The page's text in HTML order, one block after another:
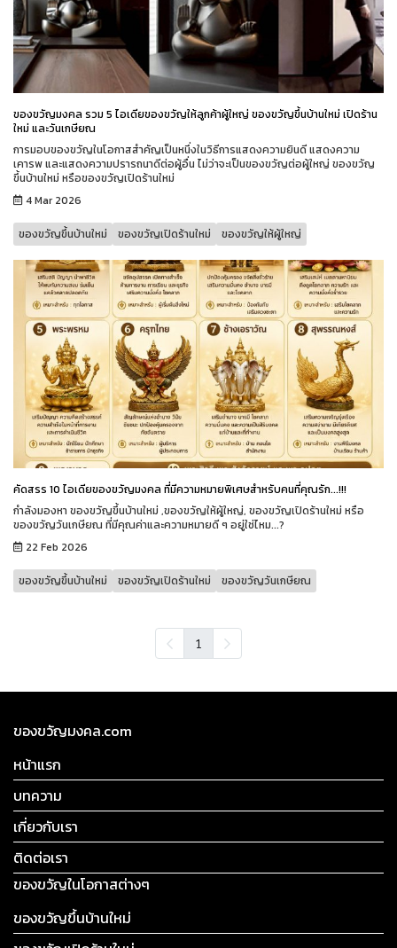
ของขวัญมงคล รวม 5 ไอเดียของขวัญให้ลูกค้าผู้ใหญ่ ของขวัญขึ้นบ้านใหม่ เปิดร้าน
ใหม่ และวันเกษียณ
การมอบของขวัญในโอกาสสำคัญเป็นหนึ่งในวิธีการแสดงความยินดี แสดงความ
เคารพ และแสดงความปรารถนาดีต่อผู้อื่น ไม่ว่าจะเป็นของขวัญต่อผู้ใหญ่ ของขวัญ
ขึ้นบ้านใหม่ หรือของขวัญเปิดร้านใหม่
4 Mar 2026
ของขวัญขึ้นบ้านใหม่ ของขวัญเปิดร้านใหม่ ของขวัญให้ผู้ใหญ่
คัดสรร 10 ไอเดียของขวัญมงคล ที่มีความหมายพิเศษสำหรับคนที่คุณรัก...!!!
กำลังมองหา ของขวัญขึ้นบ้านใหม่ ,ของขวัญให้ผู้ใหญ่, ของขวัญเปิดร้านใหม่ หรือ
ของขวัญวันเกษียณ ที่มีคุณค่าและความหมายดี ๆ อยู่ใช่ไหม...?
22 Feb 2026
ของขวัญขึ้นบ้านใหม่ ของขวัญเปิดร้านใหม่ ของขวัญวันเกษียณ
1
ของขวัญมงคล.com
หน้าแรก
บทความ
เกี่ยวกับเรา
ติดต่อเรา
ของขวัญในโอกาสต่างๆ
ของขวัญขึ้นบ้านใหม่